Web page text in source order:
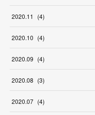
2020.11 (4)
2020.10 (4)
2020.09 (4)
2020.08 (3)
2020.07 (4)